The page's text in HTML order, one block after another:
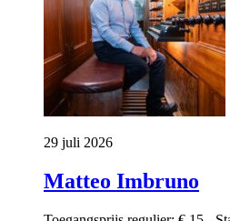
29 juli 2026
Matteo Imbruno